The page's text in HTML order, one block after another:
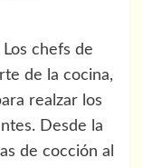
Los chefs de
de la cocina,
realzar los
Desde la
de cocción al